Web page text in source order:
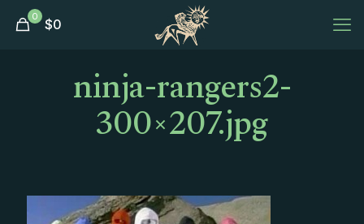
0 $0
ninja-rangers2-
300×207.jpg